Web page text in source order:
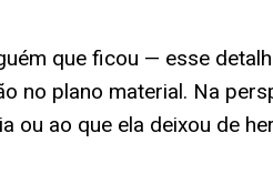
que ficou — esse
no plano material. Na
ou ao que ela deixou de